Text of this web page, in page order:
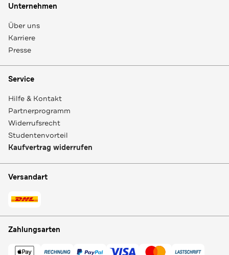
Unternehmen
Über uns
Karriere
Presse
Service
Hilfe & Kontakt
Partnerprogramm
Widerrufsrecht
Studentenvorteil
Kaufvertrag widerrufen
Versandart
Zahlungsarten